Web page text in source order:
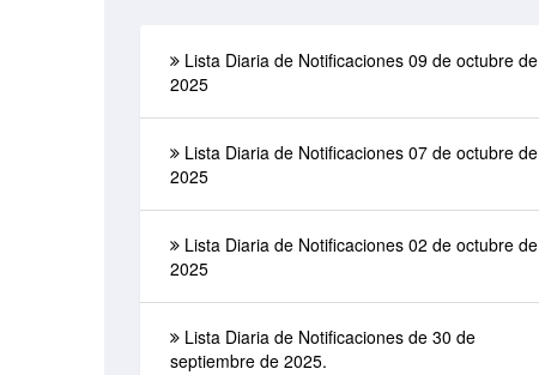
Lista Diaria de Notificaciones 09 de octubre de
2025
Lista Diaria de Notificaciones 07 de octubre de
2025
Lista Diaria de Notificaciones 02 de octubre de
2025
Lista Diaria de Notificaciones de 30 de
septiembre de 2025.